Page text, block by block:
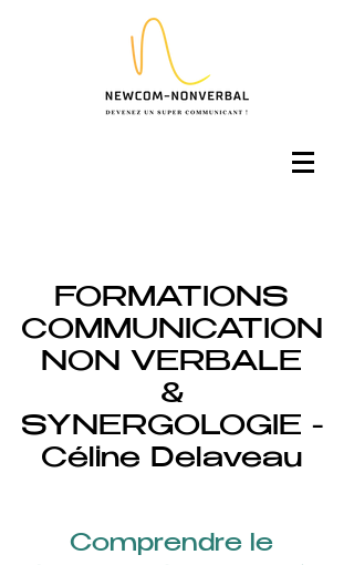
FORMATIONS
COMMUNICATION
NON VERBALE
&
SYNERGOLOGIE -
Céline Delaveau
Comprendre le